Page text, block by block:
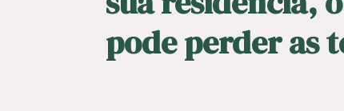
pode perder as